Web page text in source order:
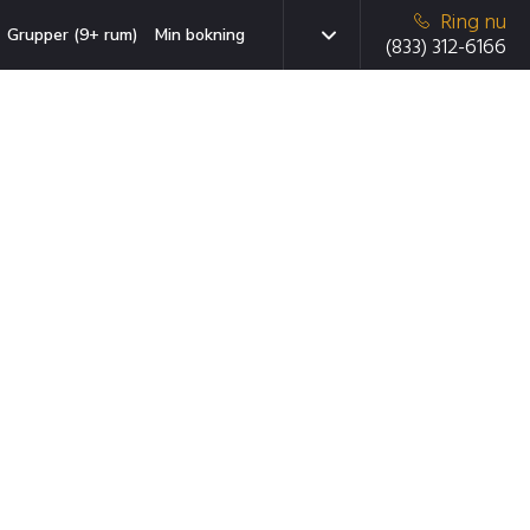
Grupper (9+ rum) Min bokning
Ring nu
(833) 312-6166